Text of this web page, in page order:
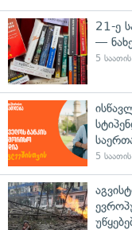
21-ე
—
5
5